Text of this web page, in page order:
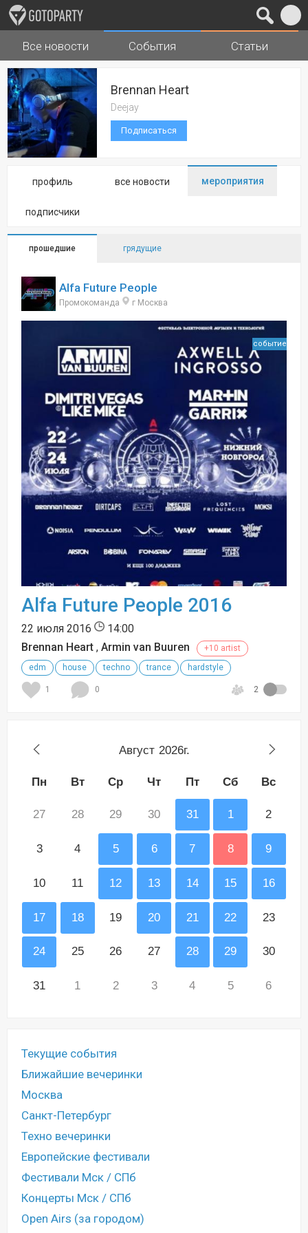
Города Музыка
Все новости События Статьи
Brennan Heart
Deejay
Подписаться
профиль все новости мероприятия
подписчики
прошедшие грядущие
Alfa Future People
Промокоманда г Москва
событие
Alfa Future People 2016
22 июля 2016
14:00
Brennan Heart , Armin van Buuren
+10 artist
edm
house techno trance hardstyle
1 0 2
Август 2026г.
Пн Вт Ср Чт Пт Сб Вс
27 28 29 30 31 1 2
3 4 5 6 7 8 9
10 11 12 13 14 15 16
17 18 19 20 21 22 23
24 25 26 27 28 29 30
31 1 2 3 4 5 6
Текущие события
Ближайшие вечеринки
Москва
Санкт-Петербург
Техно вечеринки
Европейские фестивали
Фестивали Мск / СПб
Концерты Мск / СПб
Open Airs (за городом)